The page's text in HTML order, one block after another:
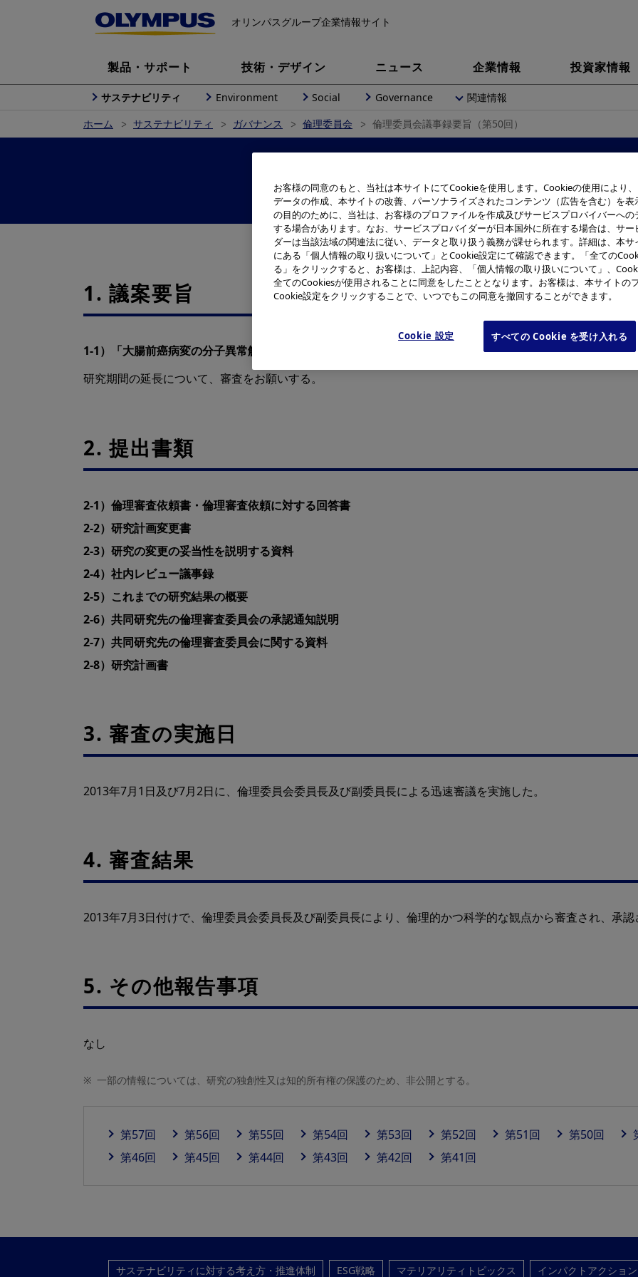
オリンパスグループ企業情報サイト
製品・サポート 技術・デザイン ニュース 企業情報 投資家情報
サステナビリティ Environment Social Governance
関連情報
ホーム
サステナビリティ ガバナンス 倫理委員会 倫理委員会議事録要旨（第50回）
倫理委員会議事録要旨（第50
1. 議案要旨
1-1）「大腸前癌病変の分子異常解析」の試験計画の計画変更について
研究期間の延長について、審査をお願いする。
2. 提出書類
2-1）倫理審査依頼書・倫理審査依頼に対する回答書
2-2）研究計画変更書
2-3）研究の変更の妥当性を説明する資料
2-4）社内レビュー議事録
2-5）これまでの研究結果の概要
2-6）共同研究先の倫理審査委員会の承認通知説明
2-7）共同研究先の倫理審査委員会に関する資料
2-8）研究計画書
3. 審査の実施日
2013年7月1日及び7月2日に、倫理委員会委員長及び副委員長による迅速審議を実施した。
4. 審査結果
2013年7月3日付けで、倫理委員会委員長及び副委員長により、倫理的かつ科学的な観点から審査され、承認
5. その他報告事項
なし
※ 一部の情報については、研究の独創性又は知的所有権の保護のため、非公開とする。
第57回 第56回 第55回 第54回 第53回 第52回 第51回 第50回
第46回
第45回 第44回 第43回 第42回 第41回
サステナビリティに対する考え方・推進体制 ESG戦略 マテリアリティトピックス インパクトアクショ
お客様の同意のもと、当社は本サイトにてCookieを使用します。Cookieの使用により
データの作成、本サイトの改善、パーソナライズされたコンテンツ（広告を含む）を表
の目的のために、当社は、お客様のプロファイルを作成及びサービスプロバイバーへの
する場合があります。なお、サービスプロバイダーが日本国外に所在する場合は、サー
ダーは当該法域の関連法に従い、データと取り扱う義務が課せられます。詳細は、本サ
にある「個人情報の取り扱いについて」とCookie設定にて確認できます。「全ての
る」をクリックすると、お客様は、上記内容、「個人情報の取り扱いについて」、
全てのCookiesが使用されることに同意をしたこととなります。お客様は、本サイトの
Cookie設定をクリックすることで、いつでもこの同意を撤回することができます。
Cookie 設定 すべての Cookie を受け入れる